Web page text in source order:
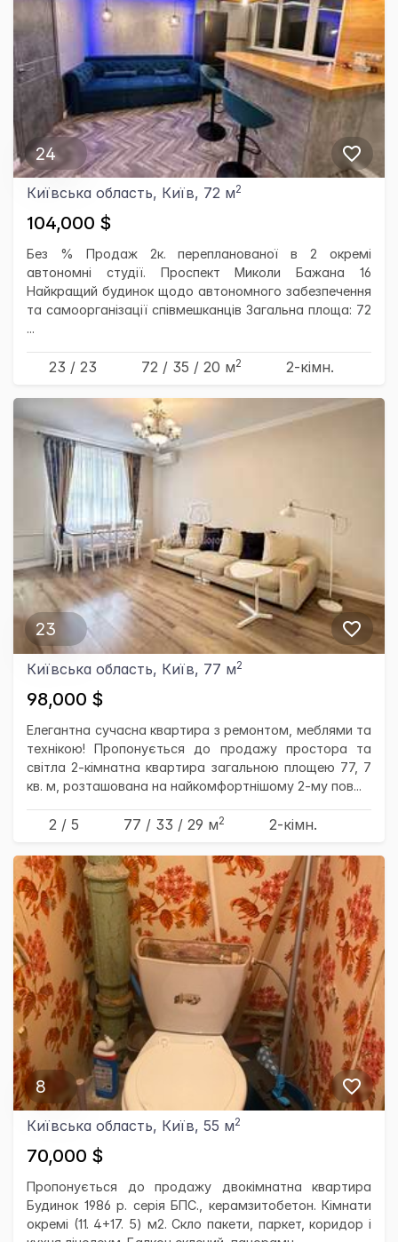
24
Київська область, Київ, 72 м2
104,000 $
Без % Продаж 2к. перепланованої в 2 окремі
автономні студії. Проспект Миколи Бажана 16
Найкращий будинок щодо автономного забезпечення
та самоорганізації співмешканців Загальна площа: 72
...
23 / 23 72 / 35 / 20 м2 2-кімн.
23
Київська область, Київ, 77 м2
98,000 $
Елегантна сучасна квартира з ремонтом, меблями та
технікою! Пропонується до продажу простора та
світла 2-кімнатна квартира загальною площею 77, 7
кв. м, розташована на найкомфортнішому 2-му пов...
2 / 5 77 / 33 / 29 м2 2-кімн.
8
Київська область, Київ, 55 м2
70,000 $
Пропонується до продажу двокімнатна квартира
Будинок 1986 р. серія БПС., керамзитобетон. Кімнати
окремі (11. 4+17. 5) м2. Скло пакети, паркет, коридор і